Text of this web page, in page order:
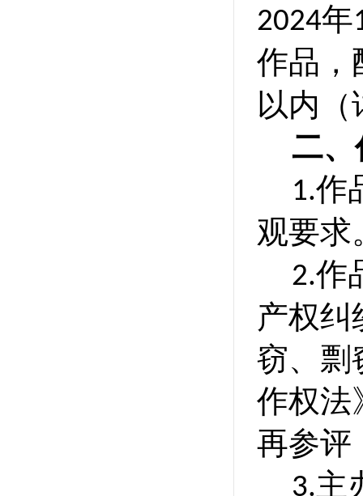
2024年
作品，
以内（
二、
1.作
观要求
2.作
产权纠
窃、剽
作权法
再参评
3.主